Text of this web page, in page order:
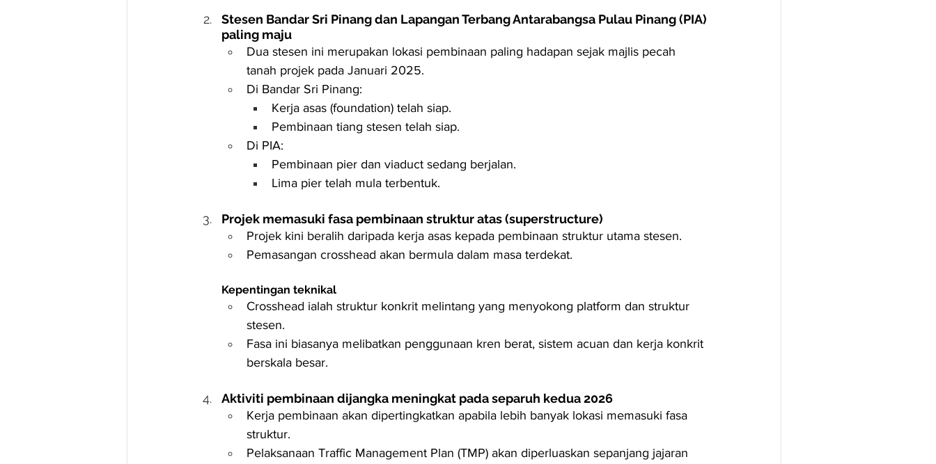
Stesen Bandar Sri Pinang dan Lapangan Terbang Antarabangsa Pulau Pinang (PIA)
paling maju
Dua stesen ini merupakan lokasi pembinaan paling hadapan sejak majlis pecah
tanah projek pada Januari 2025.
Di Bandar Sri Pinang:
Kerja asas (foundation) telah siap.
Pembinaan tiang stesen telah siap.
Di PIA:
Pembinaan pier dan viaduct sedang berjalan.
Lima pier telah mula terbentuk.
Projek memasuki fasa pembinaan struktur atas (superstructure)
Projek kini beralih daripada kerja asas kepada pembinaan struktur utama stesen.
Pemasangan crosshead akan bermula dalam masa terdekat.
Kepentingan teknikal
Crosshead ialah struktur konkrit melintang yang menyokong platform dan struktur
stesen.
Fasa ini biasanya melibatkan penggunaan kren berat, sistem acuan dan kerja konkrit
berskala besar.
Aktiviti pembinaan dijangka meningkat pada separuh kedua 2026
Kerja pembinaan akan dipertingkatkan apabila lebih banyak lokasi memasuki fasa
struktur.
Pelaksanaan Traffic Management Plan (TMP) akan diperluaskan sepanjang jajaran